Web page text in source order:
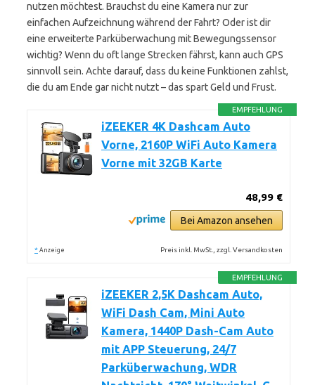
nutzen möchtest. Brauchst du eine Kamera nur zur
einfachen Aufzeichnung während der Fahrt? Oder ist dir
eine erweiterte Parküberwachung mit Bewegungssensor
wichtig? Wenn du oft lange Strecken fährst, kann auch GPS
sinnvoll sein. Achte darauf, dass du keine Funktionen zahlst,
die du am Ende gar nicht nutzt – das spart Geld und Frust.
EMPFEHLUNG
iZEEKER 4K Dashcam Auto
Vorne, 2160P WiFi Auto Kamera
Vorne mit 32GB Karte
48,99 €
Bei Amazon ansehen
* Anzeige Preis inkl. MwSt., zzgl. Versandkosten
EMPFEHLUNG
iZEEKER 2,5K Dashcam Auto,
WiFi Dash Cam, Mini Auto
Kamera, 1440P Dash-Cam Auto
mit APP Steuerung, 24/7
Parküberwachung, WDR